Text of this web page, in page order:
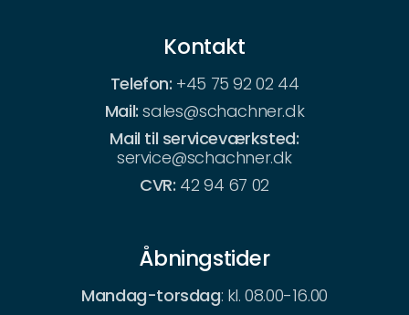
Kontakt
Telefon: +45 75 92 02 44
Mail:sales@schachner.dk
Mail til serviceværksted:
service@schachner.dk
CVR: 42 94 67 02
Åbningstider
Mandag-torsdag: kl. 08.00-16.00